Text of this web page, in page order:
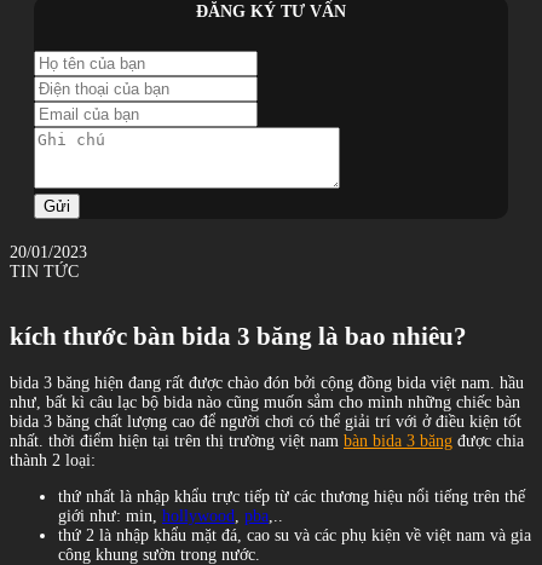
ĐĂNG KÝ TƯ VẤN
Gửi
20/01/2023
TIN TỨC
kích thước bàn bida 3 băng là bao nhiêu?
bida 3 băng hiện đang rất được chào đón bởi cộng đồng bida việt nam. hầu
như, bất kì câu lạc bộ bida nào cũng muốn sắm cho mình những chiếc bàn
bida 3 băng chất lượng cao để người chơi có thể giải trí với ở điều kiện tốt
nhất. thời điểm hiện tại trên thị trường việt nam bàn bida 3 băng được chia
thành 2 loại:
thứ nhất là nhập khẩu trực tiếp từ các thương hiệu nổi tiếng trên thế
giới như: min, hollywood pba
thứ 2 là nhập khẩu mặt đá, cao su và các phụ kiện về việt nam và gia
công khung sườn trong nước.